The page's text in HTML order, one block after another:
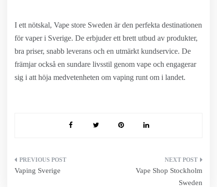
I ett nötskal, Vape store Sweden är den perfekta destinationen
för vaper i Sverige. De erbjuder ett brett utbud av produkter,
bra priser, snabb leverans och en utmärkt kundservice. De
främjar också en sundare livsstil genom vape och engagerar
sig i att höja medvetenheten om vaping runt om i landet.
Inläggsnavigering
Vaping Sverige
Vape Shop Stockholm
Sweden